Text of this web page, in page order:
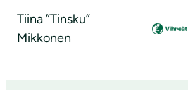
Tiina ”Tinsku”
Mikkonen